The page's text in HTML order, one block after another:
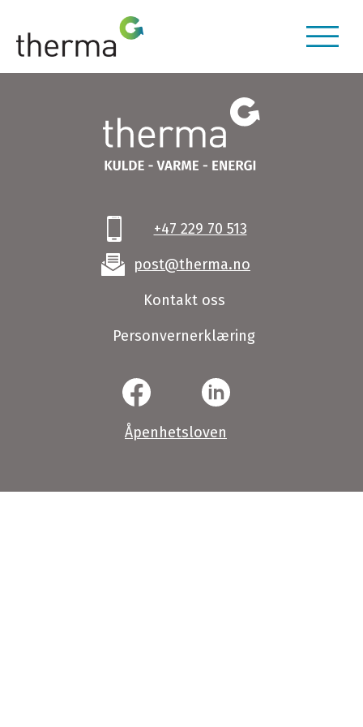
+47 229 70 513
post@therma.no
Kontakt oss
Personvernerklæring
Åpenhetsloven